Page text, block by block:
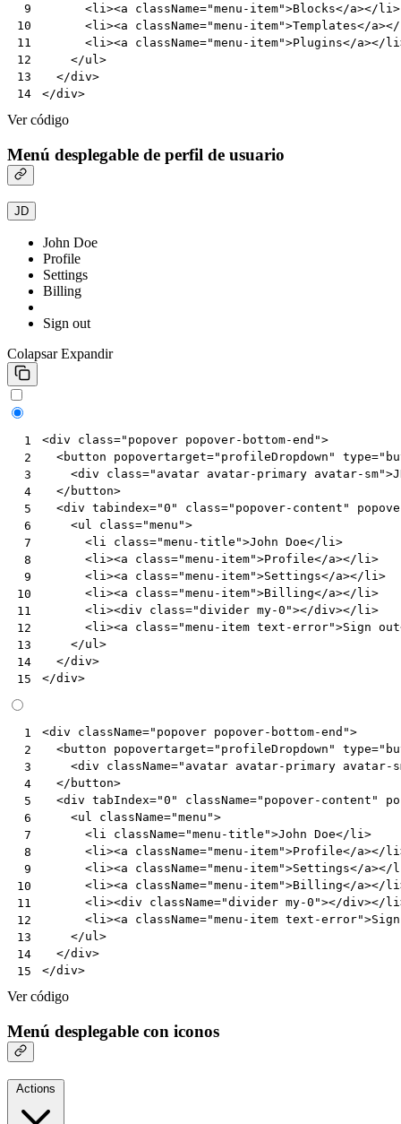
9
10
11
12
13
14
<li ><a className="menu-item">Blocks</a></ li >
<li ><a className="menu-item">Templates</a></
<li ><a className="menu-item">Plugins</a></ li
</ul >
</div>
</div>
Ver código
Menú desplegable de perfil de usuario
JD
John Doe
Profile
Settings
Billing
Sign out
Colapsar Expandir
1
2
3
4
5
6
7
8
9
10
11
12
13
14
15
<div class="popover popover-bottom-end">
<button popovertarget="profileDropdown" type=
<div class="avatar avatar-primary avatar-sm">
</ button>
<div tabindex="0" class="popover-content"
<ul class="menu">
<li class="menu-title">John Doe</ li>
<li><a class="menu-item">Profile</a></ li>
<li><a class="menu-item">Settings</a></ li>
<li><a class="menu-item">Billing</a></ li>
<li><div class="divider my-0"></div></ li>
<li><a class="menu-item text-error">Sign out
</ul>
</div>
</div>
1
2
3
4
5
6
7
8
9
10
11
12
13
14
15
<div className="popover popover-bottom-end">
<button popovertarget="profileDropdown" type=
<div className="avatar avatar-primary avatar-
</ button>
<div tabIndex="0" className="popover-content"
<ul className="menu">
<li className="menu-title">John Doe</ li>
<li><a className="menu-item">Profile</a></ li
<li><a className="menu-item">Settings</a></
<li><a className="menu-item">Billing</a></ li
<li><div className="divider my-0"></div></ li
<li><a className="menu-item text-error">Sign
</ul>
</div>
</div>
Ver código
Menú desplegable con iconos
Actions